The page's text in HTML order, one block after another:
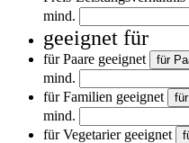
mind.
geeignet für
für Paare geeignet für
mind.
für Familien geeignet
mind.
für Vegetarier geeignet